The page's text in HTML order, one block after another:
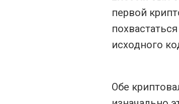
первой
исходного
Обе